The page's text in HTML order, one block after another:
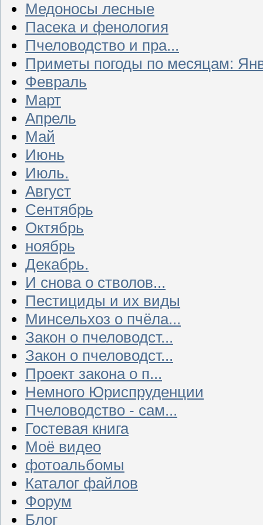
Медоносы лесные
Пасека и фенология
Пчеловодство и пра...
Приметы погоды по месяцам:
Февраль
Март
Апрель
Май
Июнь
Июль.
Август
Сентябрь
Октябрь
ноябрь
Декабрь.
И снова о стволов...
Пестициды и их виды
Минсельхоз о пчёла...
Закон о пчеловодст...
Закон о пчеловодст...
Проект закона о п...
Немного Юриспруденции
Пчеловодство - сам...
Гостевая книга
Моё видео
фотоальбомы
Каталог файлов
Форум
Блог